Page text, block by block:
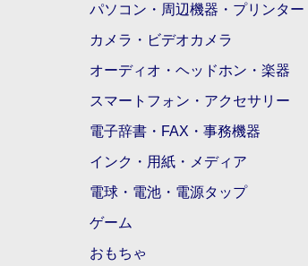
パソコン・周辺機器・プリンター
カメラ・ビデオカメラ
オーディオ・ヘッドホン・楽器
スマートフォン・アクセサリー
電子辞書・FAX・事務機器
インク・用紙・メディア
電球・電池・電源タップ
ゲーム
おもちゃ